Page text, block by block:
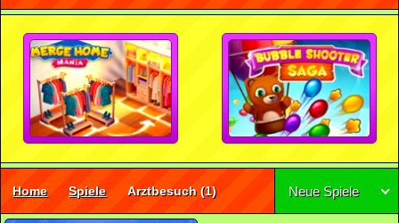
Home Spiele Arztbesuch (1) Neue Spiele